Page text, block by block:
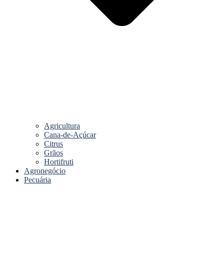
Agricultura
Cana-de-Açúcar
Citrus
Grãos
Hortifruti
Agronegócio
Pecuária